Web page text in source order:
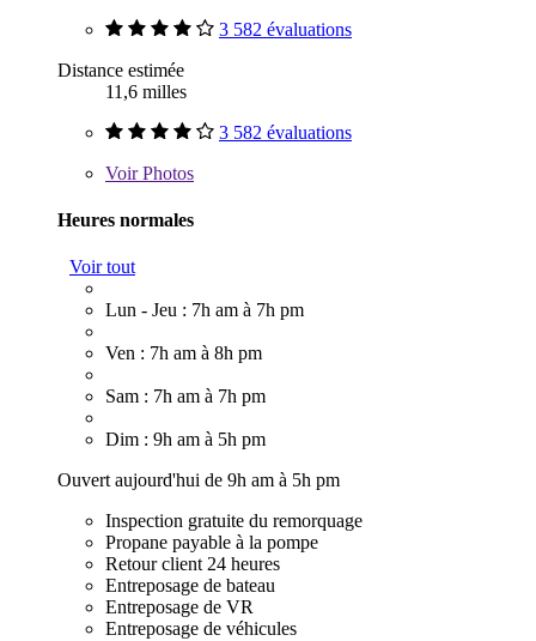
3 582 évaluations
Distance estimée
11,6 milles
3 582 évaluations
VoirPhotos
Heures normales
Voir tout
Lun - Jeu : 7h am à 7h pm
Ven : 7h am à 8h pm
Sam : 7h am à 7h pm
Dim : 9h am à 5h pm
Ouvert aujourd'hui de 9h am à 5h pm
Inspection gratuite du remorquage
Propane payable à la pompe
Retour client 24 heures
Entreposage de bateau
Entreposage de VR
Entreposage de véhicules